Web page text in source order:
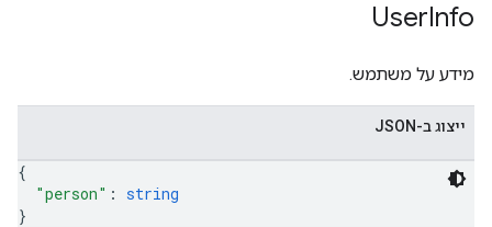
UserInfo
מידע על משתמש.
ייצוג ב-JSON
{
"person" : string
}